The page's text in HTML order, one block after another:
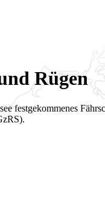
Rügen
festgekommenes